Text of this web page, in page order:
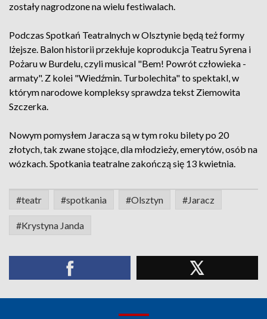
zostały nagrodzone na wielu festiwalach.
Podczas Spotkań Teatralnych w Olsztynie będą też formy
lżejsze. Balon historii przekłuje koprodukcja Teatru Syrena i
Pożaru w Burdelu, czyli musical "Bem! Powrót człowieka -
armaty". Z kolei "Wiedźmin. Turbolechita" to spektakl, w
którym narodowe kompleksy sprawdza tekst Ziemowita
Szczerka.
Nowym pomysłem Jaracza są w tym roku bilety po 20
złotych, tak zwane stojące, dla młodzieży, emerytów, osób na
wózkach. Spotkania teatralne zakończą się 13 kwietnia.
#teatr #spotkania #Olsztyn #Jaracz
#Krystyna Janda